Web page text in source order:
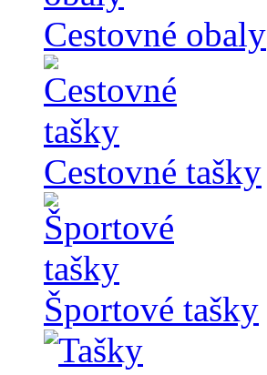
Cestovné obaly
Cestovné tašky
Športové tašky